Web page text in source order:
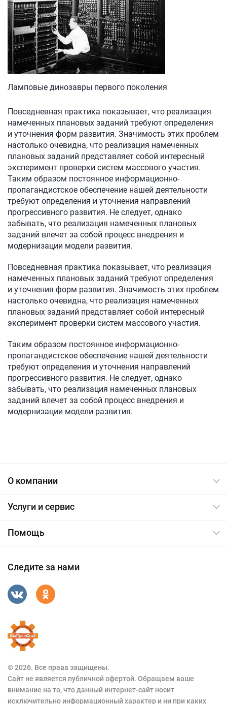
Ламповые динозавры первого поколения
Повседневная практика показывает, что реализация
намеченных плановых заданий требуют определения
и уточнения форм развития. Значимость этих проблем
настолько очевидна, что реализация намеченных
плановых заданий представляет собой интересный
эксперимент проверки систем массового участия.
Таким образом постоянное информационно-
пропагандистское обеспечение нашей деятельности
требуют определения и уточнения направлений
прогрессивного развития. Не следует, однако
забывать, что реализация намеченных плановых
заданий влечет за собой процесс внедрения и
модернизации модели развития.
Повседневная практика показывает, что реализация
намеченных плановых заданий требуют определения
и уточнения форм развития. Значимость этих проблем
настолько очевидна, что реализация намеченных
плановых заданий представляет собой интересный
эксперимент проверки систем массового участия.
Таким образом постоянное информационно-
пропагандистское обеспечение нашей деятельности
требуют определения и уточнения направлений
прогрессивного развития. Не следует, однако
забывать, что реализация намеченных плановых
заданий влечет за собой процесс внедрения и
модернизации модели развития.
О компании
Услуги и сервис
Помощь
Следите за нами
© 2026. Все права защищены.
Сайт не является публичной офертой. Обращаем ваше
внимание на то, что данный интернет-сайт носит
исключительно информационный характер и ни при каких